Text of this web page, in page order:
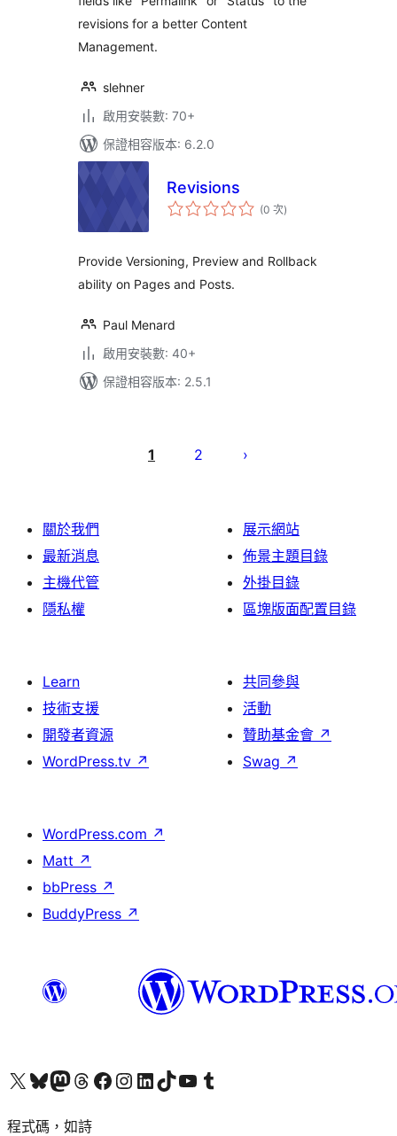
revisions for a better Content
Management.
slehner
啟用安裝數: 70+
保證相容版本: 6.2.0
Revisions
(0 次評
分)
Provide Versioning, Preview and Rollback
ability on Pages and Posts.
Paul Menard
啟用安裝數: 40+
保證相容版本: 2.5.1
1 2
關於我們
最新消息
主機代管
隱私權
展示網站
佈景主題目錄
外掛目錄
區塊版面配置目錄
Learn
技術支援
開發者資源
WordPress.tv ↗
共同參與
活動
贊助基金會 ↗
Swag ↗
WordPress.com ↗
Matt ↗
bbPress ↗
BuddyPress ↗
查看我們的 X (之前的 Twitter) 帳號造訪我們的 Bluesky 帳號造訪我們的 Mastodon 帳號造訪我們的 Threads 帳號 造訪我們的 Facebook 粉絲專頁Visit our Instagram account
Visit our LinkedIn account
造訪我們的 TikTok 帳號Visit our YouTube channel
造訪我們的 Tumblr 帳號
程式碼，如詩